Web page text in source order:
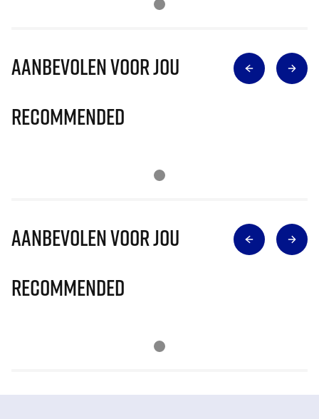
Aanbevolen voor jou
Recommended
Aanbevolen voor jou
Recommended